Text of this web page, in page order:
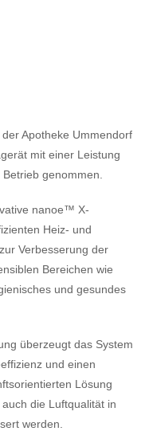
Apotheke Ummendorf
mit einer Leistung
genommen.
nanoe™ X-
Heiz- und
Verbesserung der
Bereichen wie
und gesundes
überzeugt das System
und einen
Lösung
die Luftqualität in
werden.